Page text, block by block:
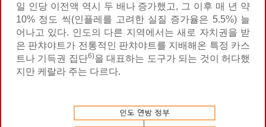
일 인당 이전액 역시 두 배나 증가했고, 그 이후 매 년 약
10% 정도 씩(인플레를 고려한 실질 증가율은 5.5%) 늘
어나고 있다. 인도의 다른 지역에서는 새로 자치권을 받
은 판챠야트가 전통적인 판챠야트를 지배해온 특정 카스
트나 기득권 집단6)을 대표하는 도구가 되는 것이 허다했
지만 케랄라 주는 다르다.